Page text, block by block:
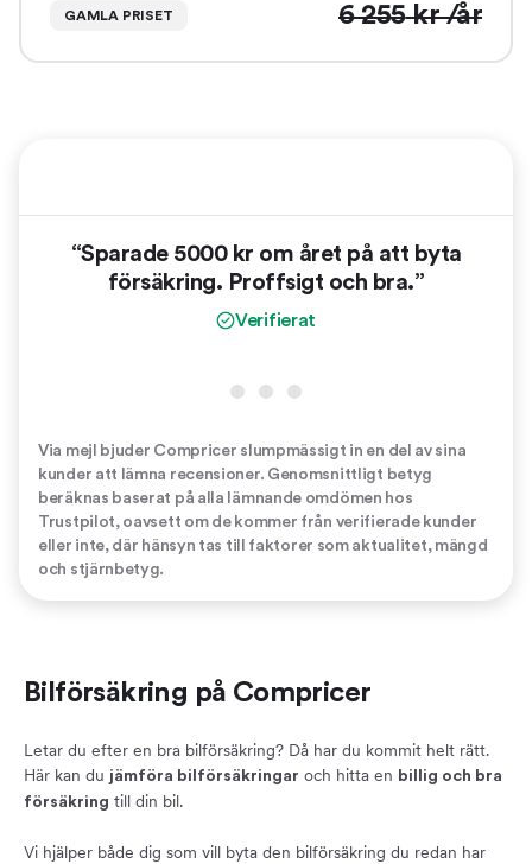
GAMLA PRISET 6 255kr /år
“Sparade 5000 kr om året på att byta
försäkring. Proffsigt och bra.”
Verifierat
Via mejl bjuder Compricer slumpmässigt in en del av sina
kunder att lämna recensioner. Genomsnittligt betyg
beräknas baserat på alla lämnande omdömen hos
Trustpilot, oavsett om de kommer från verifierade kunder
eller inte, där hänsyn tas till faktorer som aktualitet, mängd
och stjärnbetyg.
Bilförsäkring på Compricer
Letar du efter en bra bilförsäkring? Då har du kommit helt rätt.
Här kan du jämföra bilförsäkringar och hitta en billig och bra
försäkring till din bil.
Vi hjälper både dig som vill byta den bilförsäkring du redan har